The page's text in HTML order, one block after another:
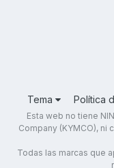
Tema Política
Esta web no tiene
Company (KYMCO), ni
Todas las marcas que